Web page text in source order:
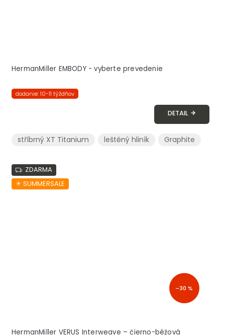
HermanMiller EMBODY - vyberte prevedenie
dodanie: 10-11 týždňov
DETAIL
stříbrný XT Titanium leštěný hliník Graphite
ZDARMA
☀︎ SUMMERSALE
–30 %
HermanMiller VERUS Interweave – čierno-béžová